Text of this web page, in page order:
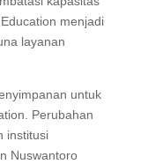
menjadi
layanan
untuk
Perubahan
institusi
Nuswantoro